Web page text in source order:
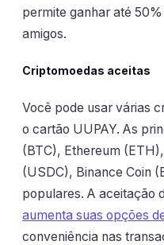
permite ganhar até
amigos.
Criptomoedas aceitas
Você pode usar várias
o cartão UUPAY. As
(BTC), Ethereum
(USDC), Binance Coin
populares. A aceitação
aumenta suas opções
conveniência nas